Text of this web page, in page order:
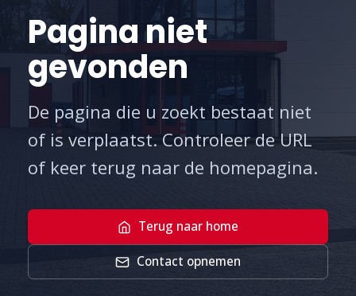
Pagina niet
gevonden
De pagina die u zoekt bestaat niet
of is verplaatst. Controleer de URL
of keer terug naar de homepagina.
Terug naar home
Contact opnemen